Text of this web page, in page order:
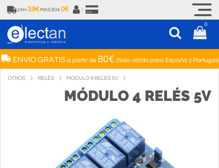
24H 3.9€ MAS 80€ 0€
0
ENVIO GRATISa partir de 80€ (Solo válido para España y Portugal)
OTROS RELÉS MÓDULO 4 RELÉS 5V
MÓDULO 4 RELÉS 5V